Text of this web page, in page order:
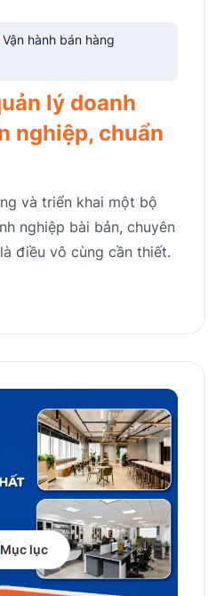
Mục lục
Vận hành bán hàng
lý doanh
nghiệp, chuẩn
và triển khai một bộ
nghiệp bài bản, chuyên
điều vô cùng cần thiết.